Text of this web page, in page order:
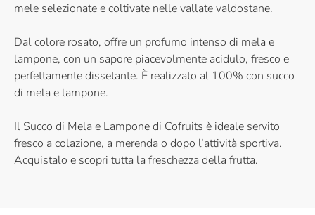
mele selezionate e coltivate nelle vallate valdostane.
Dal colore rosato, offre un profumo intenso di mela e
lampone, con un sapore piacevolmente acidulo, fresco e
perfettamente dissetante. È realizzato al 100% con succo
di mela e lampone.
Il Succo di Mela e Lampone di Cofruits è ideale servito
fresco a colazione, a merenda o dopo l’attività sportiva.
Acquistalo e scopri tutta la freschezza della frutta.